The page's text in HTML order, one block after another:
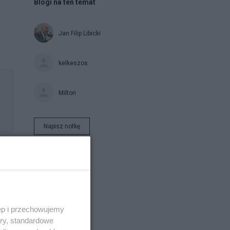
Blogi na ten temat
Jan Filip Libicki
kelkeszos
Milton
Napisz notkę
i przechowujemy
standardowe